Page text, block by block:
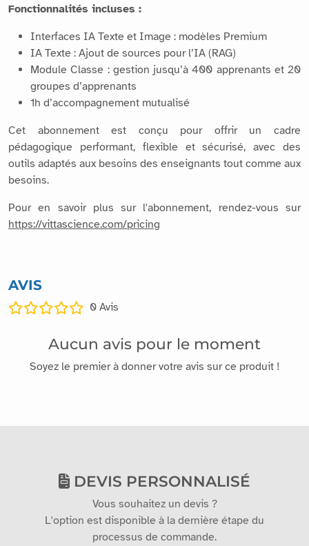
Fonctionnalités incluses :
Interfaces IA Texte et Image : modèles Premium
IA Texte : Ajout de sources pour l’IA (RAG)
Module Classe : gestion jusqu’à 400 apprenants et 20
groupes d’apprenants
1h d’accompagnement mutualisé
Cet abonnement est conçu pour offrir un cadre
pédagogique performant, flexible et sécurisé, avec des
outils adaptés aux besoins des enseignants tout comme aux
besoins.
Pour en savoir plus sur l'abonnement, rendez-vous sur
https://vittascience.com/pricing
AVIS
0 Avis
Aucun avis pour le moment
Soyez le premier à donner votre avis sur ce produit !
DEVIS PERSONNALISÉ
Vous souhaitez un devis ?
L'option est disponible à la dernière étape du
processus de commande.